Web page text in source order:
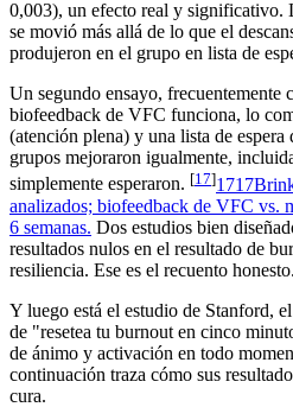
0,003), un efecto real y significativo.
se movió más allá de lo que el
produjeron en el grupo en lista de
Un segundo ensayo, frecuentemente
biofeedback de VFC funciona, lo
(atención plena) y una lista de espera
grupos mejoraron igualmente,
simplemente esperaron. [17]1717
analizados; biofeedback de VFC vs.
6 semanas. Dos estudios bien
resultados nulos en el resultado de
resiliencia. Ese es el recuento honesto.
Y luego está el estudio de Stanford,
de "resetea tu burnout en cinco
de ánimo y activación en todo
continuación traza cómo sus
cura.